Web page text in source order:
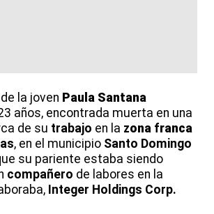
la joven Paula Santana
años, encontrada muerta en una
de su trabajo en la zona franca
, en el municipio Santo Domingo
su pariente estaba siendo
compañero de labores en la
Integer Holdings Corp.